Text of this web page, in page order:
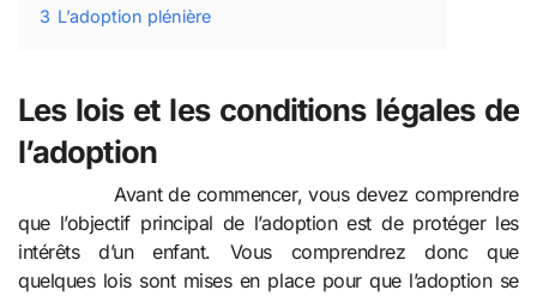
3 L’adoption plénière
Les lois et les conditions légales de
l’adoption
Avant de commencer, vous devez comprendre
que l’objectif principal de l’adoption est de protéger les
intérêts d’un enfant. Vous comprendrez donc que
quelques lois sont mises en place pour que l’adoption se